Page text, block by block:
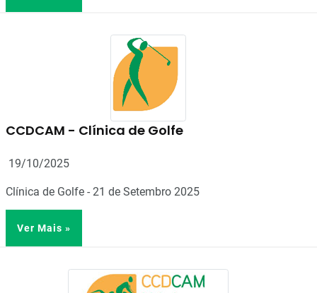
CCDCAM - Clínica de Golfe
19/10/2025
Clínica de Golfe - 21 de Setembro 2025
Ver Mais »